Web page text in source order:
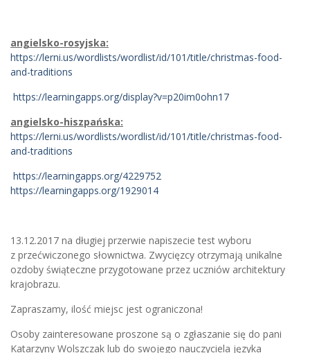
angielsko-rosyjska:
https://lerni.us/wordlists/wordlist/id/101/title/christmas-food-
and-traditions
https://learningapps.org/display?v=p20im0ohn17
angielsko-hiszpańska:
https://lerni.us/wordlists/wordlist/id/101/title/christmas-food-
and-traditions
https://learningapps.org/4229752
https://learningapps.org/1929014
13.12.2017 na długiej przerwie napiszecie test wyboru
z przećwiczonego słownictwa. Zwycięzcy otrzymają unikalne
ozdoby świąteczne przygotowane przez uczniów architektury
krajobrazu.
Zapraszamy, ilość miejsc jest ograniczona!
Osoby zainteresowane proszone są o zgłaszanie się do pani
Katarzyny Wolszczak lub do swojego nauczyciela języka